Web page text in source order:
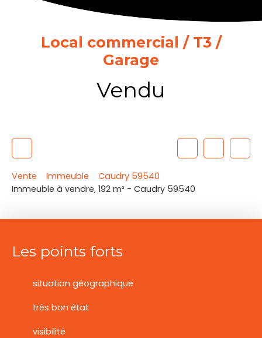
Local commercial / T3 /
Garage
Vendu
Vente Immeuble
Caudry 59540
Immeuble à vendre, 192 m² - Caudry 59540
Les points forts
situation géographique
très bon état
visibilité